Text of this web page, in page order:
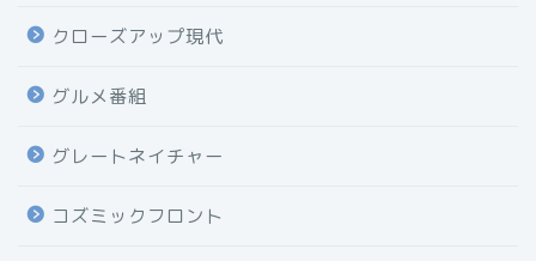
クローズアップ現代
グルメ番組
グレートネイチャー
コズミックフロント